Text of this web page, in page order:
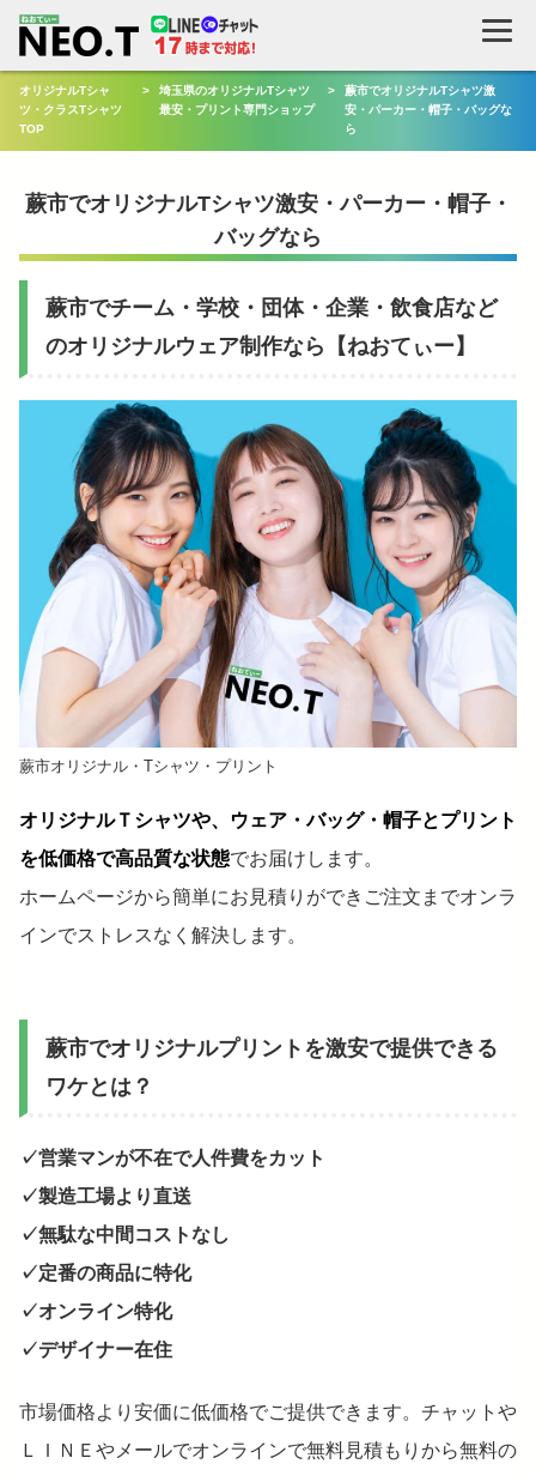
オリジナルTシャ
ツ・クラスTシャツ
TOP
>
埼玉県のオリジナルTシャツ
最安・プリント専門ショップ
>
蕨市でオリジナルTシャツ激
安・パーカー・帽子・バッグな
ら
蕨市でオリジナルTシャツ激安・パーカー・帽子・
バッグなら
蕨市でチーム・学校・団体・企業・飲食店など
のオリジナルウェア制作なら【ねおてぃー】
蕨市オリジナル・Tシャツ・プリント
オリジナルＴシャツや、ウェア・バッグ・帽子とプリント
を低価格で高品質な状態でお届けします。
ホームページから簡単にお見積りができご注文までオンラ
インでストレスなく解決します。
蕨市でオリジナルプリントを激安で提供できる
ワケとは？
✓営業マンが不在で人件費をカット
✓製造工場より直送
✓無駄な中間コストなし
✓定番の商品に特化
✓オンライン特化
✓デザイナー在住
市場価格より安価に低価格でご提供できます。チャットや
ＬＩＮＥやメールでオンラインで無料見積もりから無料の
検
索